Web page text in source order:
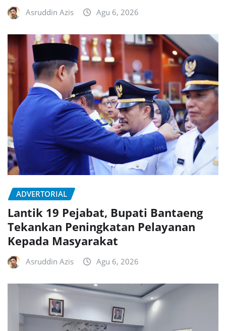
Asruddin Azis Agu 6, 2026
ADVERTORIAL
Lantik 19 Pejabat, Bupati Bantaeng
Tekankan Peningkatan Pelayanan
Kepada Masyarakat
Asruddin Azis Agu 6, 2026